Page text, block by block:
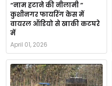
“नाम हटाने की नीलामी ”
कुशीनगर फायरिंग केस में
वायरल ऑडियो से खाकी कटघरे
में
April 01, 2026